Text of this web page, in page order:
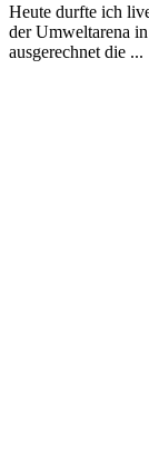
Heute durfte ich
der Umweltarena
ausgerechnet die ...